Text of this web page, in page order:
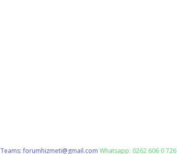
Teams:forumhizmeti@gmail.com Whatsapp: 0262 606 0 726